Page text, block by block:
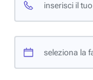
inserisci il
seleziona la